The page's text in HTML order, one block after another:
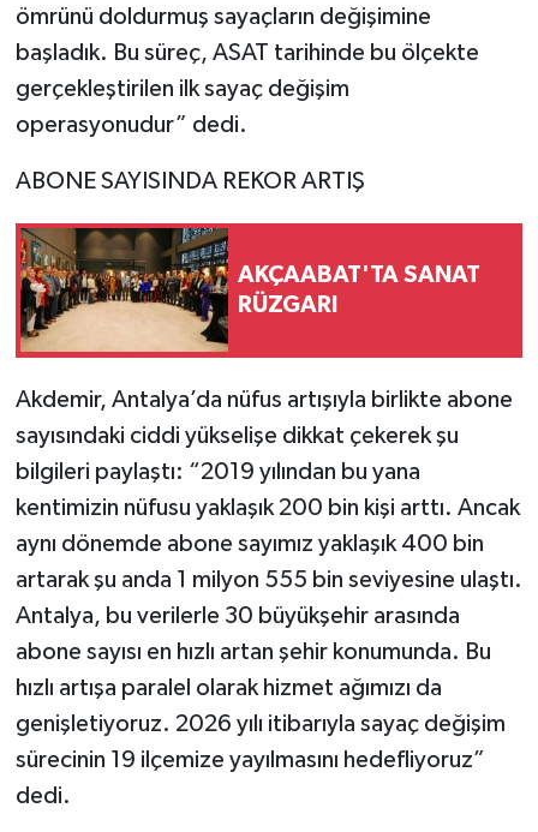
ömrünü doldurmuş sayaçların değişimine
başladık. Bu süreç, ASAT tarihinde bu ölçekte
gerçekleştirilen ilk sayaç değişim
operasyonudur” dedi.
ABONE SAYISINDA REKOR ARTIŞ
AKÇAABAT'TA SANAT
RÜZGARI
Akdemir, Antalya’da nüfus artışıyla birlikte abone
sayısındaki ciddi yükselişe dikkat çekerek şu
bilgileri paylaştı: “2019 yılından bu yana
kentimizin nüfusu yaklaşık 200 bin kişi arttı. Ancak
aynı dönemde abone sayımız yaklaşık 400 bin
artarak şu anda 1 milyon 555 bin seviyesine ulaştı.
Antalya, bu verilerle 30 büyükşehir arasında
abone sayısı en hızlı artan şehir konumunda. Bu
hızlı artışa paralel olarak hizmet ağımızı da
genişletiyoruz. 2026 yılı itibarıyla sayaç değişim
sürecinin 19 ilçemize yayılmasını hedefliyoruz”
dedi.